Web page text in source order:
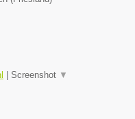
Screenshot ▼